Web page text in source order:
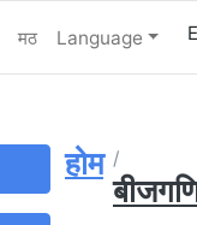
मठ Language
होम